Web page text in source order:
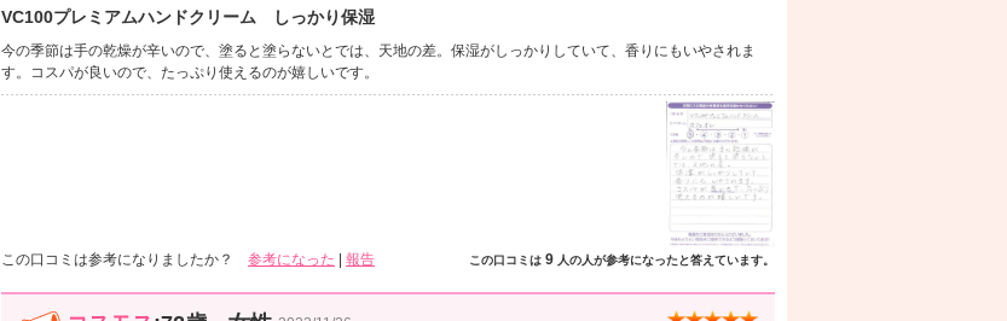
VC100プレミアムハンドクリーム しっかり保湿
今の季節は手の乾燥が辛いので、塗ると塗らないとでは、天地の差。保湿がしっかりしていて、香りにもいやされま
す。コスパが良いので、たっぷり使えるのが嬉しいです。
この口コミは 9 人の人が参考になったと答えています。
この口コミは参考になりましたか？ 参考になった | 報告